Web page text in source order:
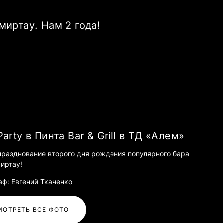
Нам 2 года!
в Пинта Bar & Grill в ТД «Алем»
второго дня рождения популярного бара
Евгений Ткаченко
ВСЕ ФОТО